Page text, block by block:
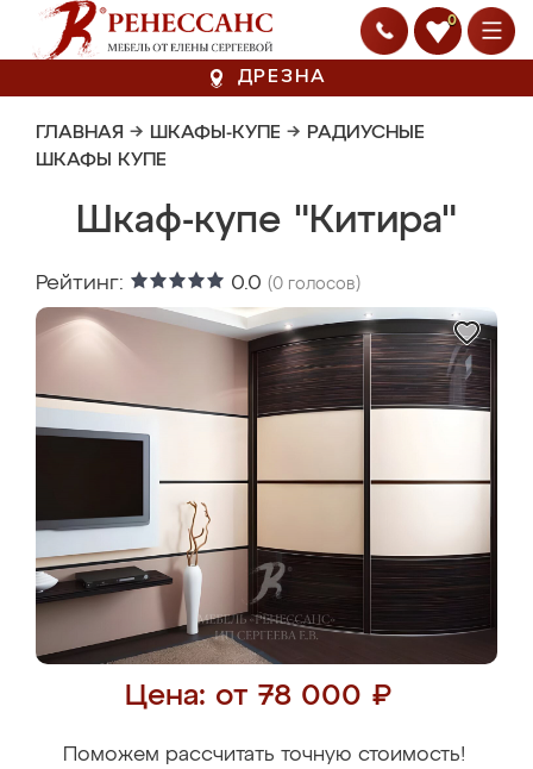
0
ДРЕЗНА
ГЛАВНАЯ → ШКАФЫ-КУПЕ → РАДИУСНЫЕ
ШКАФЫ КУПЕ
Шкаф-купе "Китира"
Рейтинг: 0.0 (0 голосов)
Цена: от 78 000 ₽
Поможем рассчитать точную стоимость!